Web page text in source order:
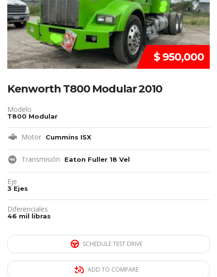
$ 950,000
Kenworth T800 Modular 2010
Modelo
T800 Modular
Motor Cummins ISX
Transmisión Eaton Fuller 18 Vel
Eje
3 Ejes
Diferenciales
46 mil libras
SCHEDULE TEST DRIVE
ADD TO COMPARE